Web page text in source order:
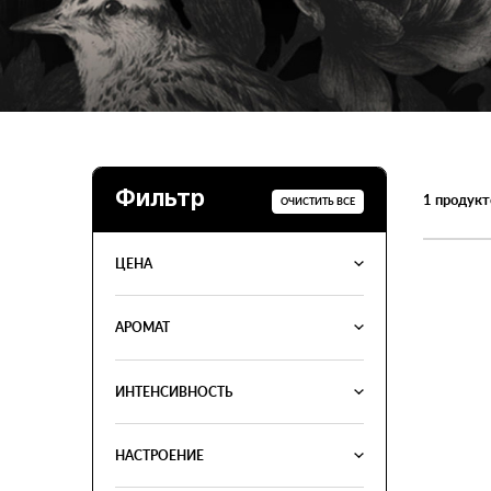
Фильтр
ЦЕНА
АРОМАТ
ИНТЕНСИВНОСТЬ
НАСТРОЕНИЕ
ОЧИСТИТЬ ВСЕ 1